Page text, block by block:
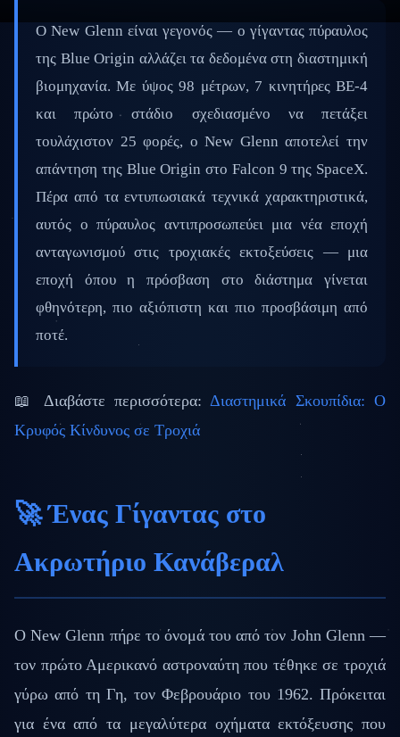
Ο New Glenn είναι γεγονός — ο γίγαντας πύραυλος
της Blue Origin αλλάζει τα δεδομένα στη διαστημική
βιομηχανία. Με ύψος 98 μέτρων, 7 κινητήρες BE-4
και πρώτο στάδιο σχεδιασμένο να πετάξει
τουλάχιστον 25 φορές, ο New Glenn αποτελεί την
απάντηση της Blue Origin στο Falcon 9 της SpaceX.
Πέρα από τα εντυπωσιακά τεχνικά χαρακτηριστικά,
αυτός ο πύραυλος αντιπροσωπεύει μια νέα εποχή
ανταγωνισμού στις τροχιακές εκτοξεύσεις — μια
εποχή όπου η πρόσβαση στο διάστημα γίνεται
φθηνότερη, πιο αξιόπιστη και πιο προσβάσιμη από
ποτέ.
📖 Διαβάστε περισσότερα: Διαστημικά Σκουπίδια: Ο
Κρυφός Κίνδυνος σε Τροχιά
🚀 Ένας Γίγαντας στο
Ακρωτήριο Κανάβεραλ
Ο New Glenn πήρε το όνομά του από τον John Glenn —
τον πρώτο Αμερικανό αστροναύτη που τέθηκε σε τροχιά
γύρω από τη Γη, τον Φεβρουάριο του 1962. Πρόκειται
για ένα από τα μεγαλύτερα οχήματα εκτόξευσης που